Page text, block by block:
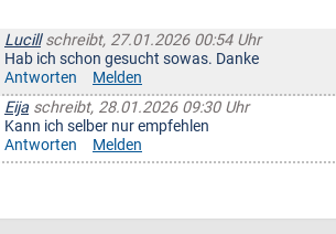
Lucillschreibt, 27.01.2026 00:54 Uhr
Hab ich schon gesucht sowas. Danke
Antworten
Melden
Eijaschreibt, 28.01.2026 09:30 Uhr
Kann ich selber nur empfehlen
Antworten
Melden